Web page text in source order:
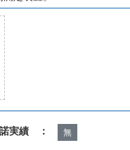
実績 ： 無